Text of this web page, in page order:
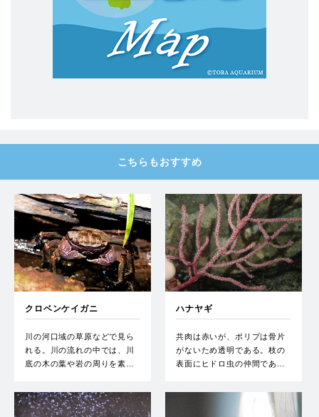
こちらもおすすめ
クロベンケイガニ
川の河口域の草原などで見ら
れる。川の流れの中では、川
底の木の葉や岩の周りを素…
ハナヤギ
共肉は赤いが、ポリプは骨片
がないため透明である。枝の
表面にヒドロ虫の仲間であ…